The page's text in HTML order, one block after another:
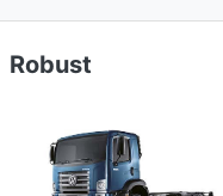
Robust